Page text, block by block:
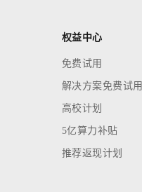
权益中心
免费试用
解决方案免费试用
高校计划
5亿算力补贴
推荐返现计划